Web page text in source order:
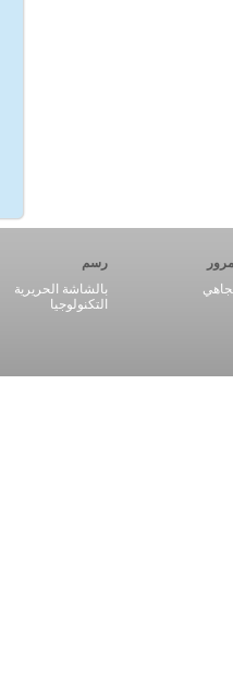
رسم
بالشاشة الحريرية
التكنولوجيا